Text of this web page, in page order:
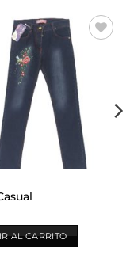
deseos
AL CARRITO